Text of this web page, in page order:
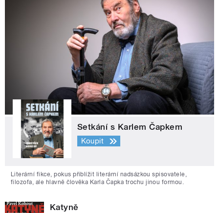
Setkání s Karlem Čapkem
Koupit
Literární fikce, pokus přiblížit literární nadsázkou spisovatele,
filozofa, ale hlavně člověka Karla Čapka trochu jinou formou.
Katyně